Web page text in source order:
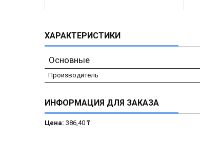
ХАРАКТЕРИСТИКИ
Основные
Производитель
ИНФОРМАЦИЯ ДЛЯ ЗАКАЗА
Цена: 386,40 ₸